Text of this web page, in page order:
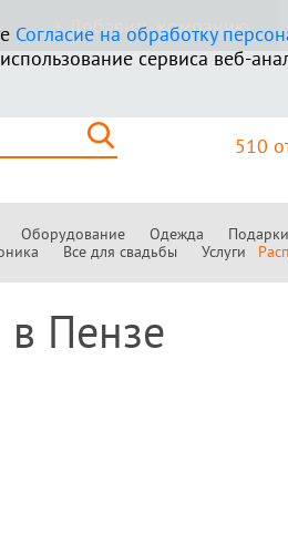
+ Добавить компанию
510
Оборудование Одежда
Все для свадьбы Услуги
Согласие на обработку
сервиса веб-
в Пензе